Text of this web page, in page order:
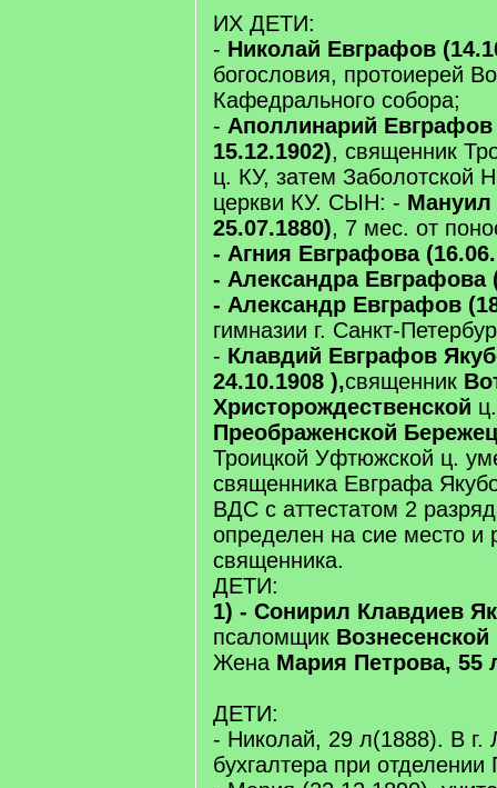
ИХ ДЕТИ:
- Николай Евграфов
богословия, протоиерей
Кафедрального собора;
- Аполлинарий Евграфов
15.12.1902), священник
ц. КУ, затем Заболотской
церкви КУ. СЫН: - Мануил
25.07.1880), 7 мес. от
- Агния Евграфова
- Александра Евграфова
- Александр Евграфов
гимназии г. Санкт-
- Клавдий Евграфов
24.10.1908 ),священник
Христорождественской
Преображенской
Троицкой Уфтюжской ц.
священника Евграфа
ВДС с аттестатом 2
определен на сие место и
священника.
ДЕТИ:
1) - Сонирил Клавдиев
псаломщик
Жена Мария Петрова, 55
ДЕТИ:
- Николай, 29 л(1888). В г.
бухгалтера при отделении